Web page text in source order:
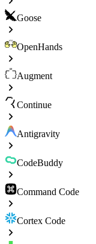
Goose
OpenHands
Augment
Continue
Antigravity
CodeBuddy
Command Code
Cortex Code